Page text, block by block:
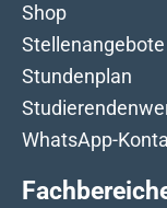
Shop
Stellenangebote
Stundenplan
WhatsApp-